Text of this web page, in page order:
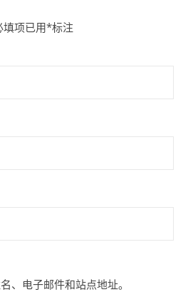
填项已用*标注
、电子邮件和站点地址。